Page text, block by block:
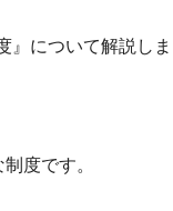
』について解説しま
度です。